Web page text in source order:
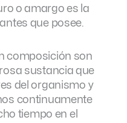
o amargo es la
que posee.
composición son
sustancia que
del organismo y
continuamente
tiempo en el